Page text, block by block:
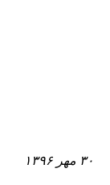
۳۰ مهر ۱۳۹۶